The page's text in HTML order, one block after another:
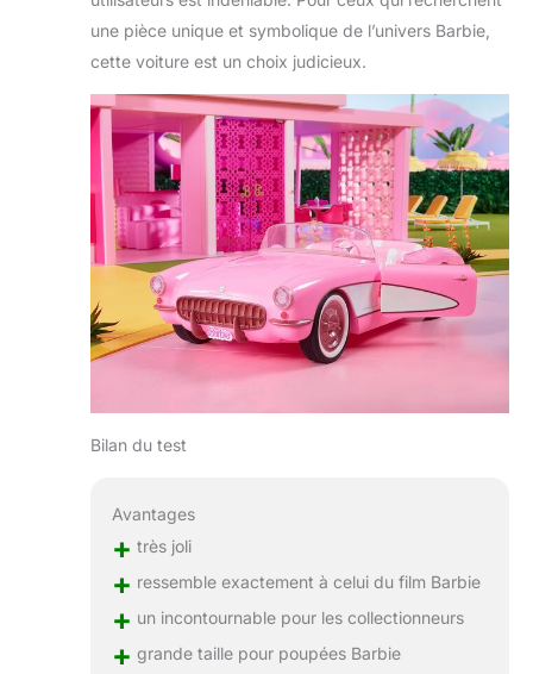
une pièce unique et symbolique de l’univers Barbie,
cette voiture est un choix judicieux.
Bilan du test
Avantages
+ très joli
+ ressemble exactement à celui du film Barbie
+ un incontournable pour les collectionneurs
+ grande taille pour poupées Barbie